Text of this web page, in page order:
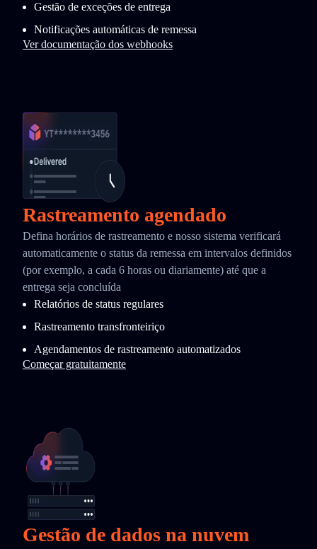
Gestão de exceções de entrega
Notificações automáticas de remessa
Ver documentação dos webhooks
Rastreamento agendado
Defina horários de rastreamento e nosso sistema verificará
automaticamente o status da remessa em intervalos definidos
(por exemplo, a cada 6 horas ou diariamente) até que a
entrega seja concluída
Relatórios de status regulares
Rastreamento transfronteiriço
Agendamentos de rastreamento automatizados
Começar gratuitamente
Gestão de dados na nuvem